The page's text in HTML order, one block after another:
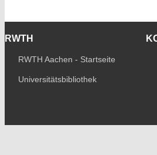
RWTH
RWTH Aachen - Startseite
Universitätsbibliothek